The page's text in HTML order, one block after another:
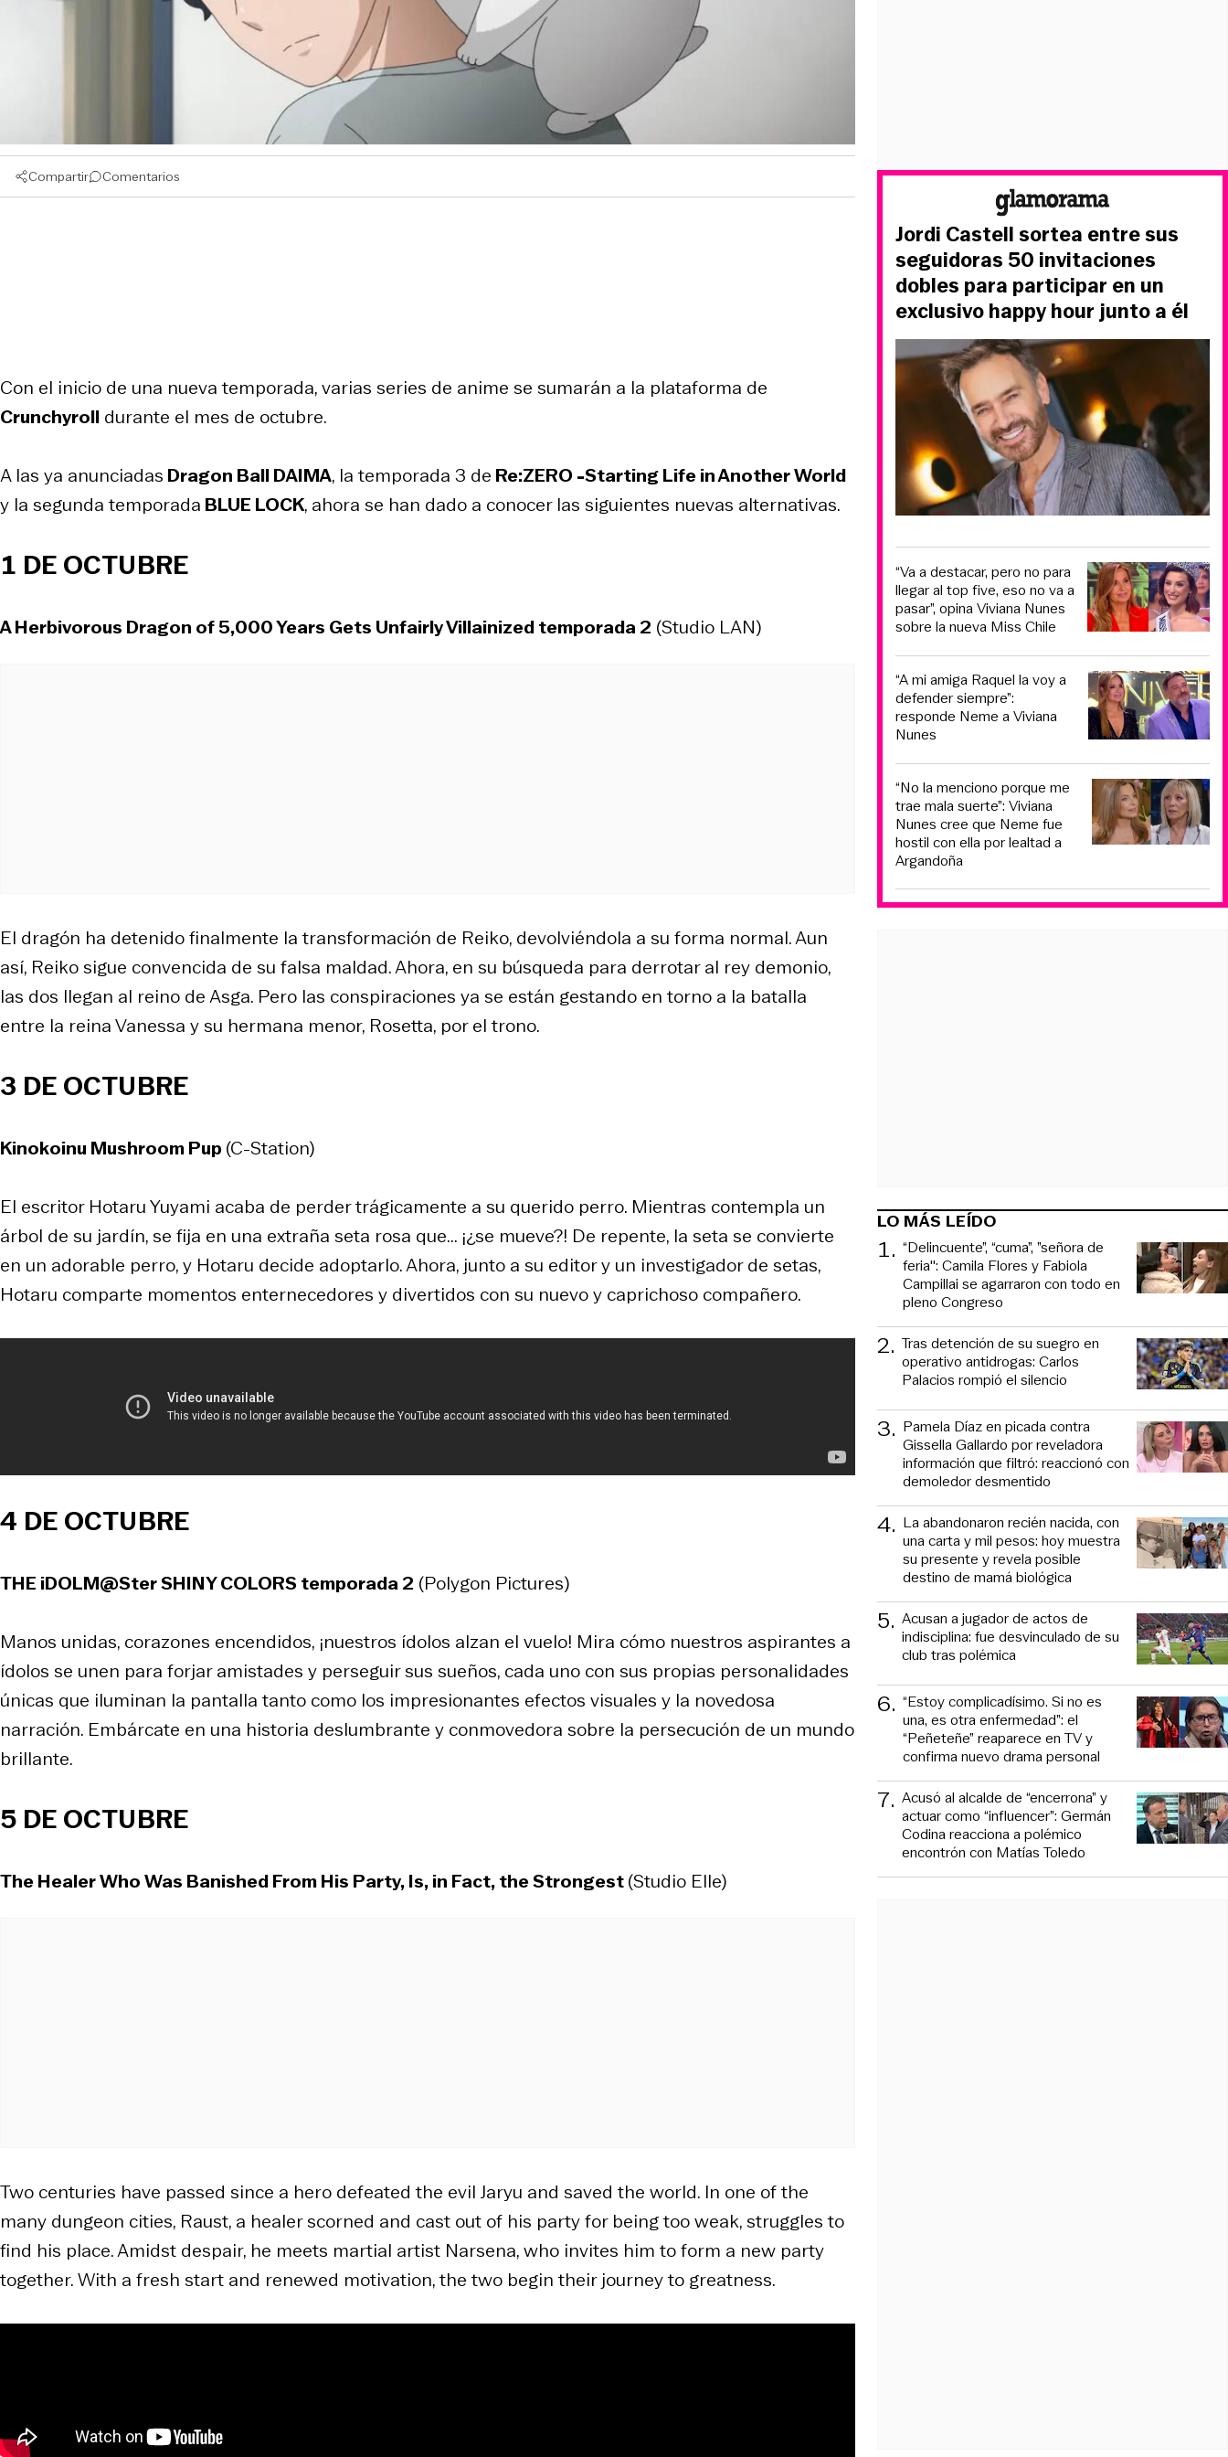
Compartir Comentarios
Con el inicio de una nueva temporada, varias series de anime se sumarán a la plataforma de
Crunchyroll durante el mes de octubre.
A las ya anunciadas Dragon Ball DAIMA, la temporada 3 de Re:ZERO -Starting Life in Another World
y la segunda temporada BLUE LOCK, ahora se han dado a conocer las siguientes nuevas alternativas.
1 DE OCTUBRE
A Herbivorous Dragon of 5,000 Years Gets Unfairly Villainizedtemporada 2 (Studio LAN)
El dragón ha detenido finalmente la transformación de Reiko, devolviéndola a su forma normal. Aun
así, Reiko sigue convencida de su falsa maldad. Ahora, en su búsqueda para derrotar al rey demonio,
las dos llegan al reino de Asga. Pero las conspiraciones ya se están gestando en torno a la batalla
entre la reina Vanessa y su hermana menor, Rosetta, por el trono.
3 DE OCTUBRE
Kinokoinu Mushroom Pup (C-Station)
El escritor Hotaru Yuyami acaba de perder trágicamente a su querido perro. Mientras contempla un
árbol de su jardín, se fija en una extraña seta rosa que... ¡¿se mueve?! De repente, la seta se convierte
en un adorable perro, y Hotaru decide adoptarlo. Ahora, junto a su editor y un investigador de setas,
Hotaru comparte momentos enternecedores y divertidos con su nuevo y caprichoso compañero.
4 DE OCTUBRE
THE iDOLM@Ster SHINY COLORS temporada 2 (Polygon Pictures)
Manos unidas, corazones encendidos, ¡nuestros ídolos alzan el vuelo! Mira cómo nuestros aspirantes a
ídolos se unen para forjar amistades y perseguir sus sueños, cada uno con sus propias personalidades
únicas que iluminan la pantalla tanto como los impresionantes efectos visuales y la novedosa
narración. Embárcate en una historia deslumbrante y conmovedora sobre la persecución de un mundo
brillante.
5 DE OCTUBRE
The Healer Who Was Banished From His Party, Is, in Fact, the Strongest(Studio Elle)
Two centuries have passed since a hero defeated the evil Jaryu and saved the world. In one of the
many dungeon cities, Raust, a healer scorned and cast out of his party for being too weak, struggles to
find his place. Amidst despair, he meets martial artist Narsena, who invites him to form a new party
together. With a fresh start and renewed motivation, the two begin their journey to greatness.
Jordi Castell sortea entre sus
seguidoras 50 invitaciones
dobles para participar en un
exclusivo happy hour junto a él
“Va a destacar, pero no para
llegar al top five, eso no va a
pasar”, opina Viviana Nunes
sobre la nueva Miss Chile
“A mi amiga Raquel la voy a
defender siempre”:
responde Neme a Viviana
Nunes
“No la menciono porque me
trae mala suerte”: Viviana
Nunes cree que Neme fue
hostil con ella por lealtad a
Argandoña
LO MÁS LEÍDO
1. “Delincuente”, “cuma”, ”señora de
feria": Camila Flores y Fabiola
Campillai se agarraron con todo en
pleno Congreso
2. Tras detención de su suegro en
operativo antidrogas: Carlos
Palacios rompió el silencio
3. Pamela Díaz en picada contra
Gissella Gallardo por reveladora
información que filtró: reaccionó con
demoledor desmentido
4. La abandonaron recién nacida, con
una carta y mil pesos: hoy muestra
su presente y revela posible
destino de mamá biológica
5. Acusan a jugador de actos de
indisciplina: fue desvinculado de su
club tras polémica
6. “Estoy complicadísimo. Si no es
una, es otra enfermedad”: el
“Peñeteñe” reaparece en TV y
confirma nuevo drama personal
7. Acusó al alcalde de “encerrona” y
actuar como “influencer”: Germán
Codina reacciona a polémico
encontrón con Matías Toledo